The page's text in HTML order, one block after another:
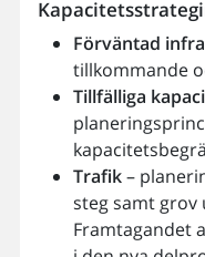
Förväntad
tillkommande
Tillfälliga
Trafik–
steg samt
Framtagandet